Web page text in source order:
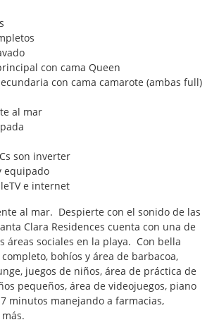
con cama Queen
con cama camarote (ambas full)
al mar
son inverter
equipado
e internet
al mar. Despierte con el sonido de las
Clara Residences cuenta con una de
áreas sociales en la playa. Con bella
bohíos y área de barbacoa,
juegos de niños, área de práctica de
pequeños, área de videojuegos, piano
minutos manejando a farmacias,